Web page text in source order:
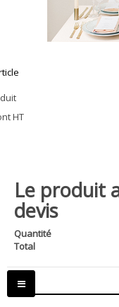
HT
Le produit
devis
Quantité
Total
Basculer
la